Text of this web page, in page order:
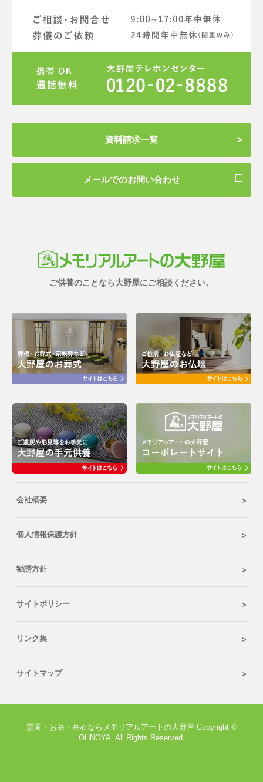
資料請求一覧
メールでのお問い合わせ
ご供養のことなら大野屋にご相談ください。
会社概要
個人情報保護方針
勧誘方針
サイトポリシー
リンク集
サイトマップ
霊園・お墓・墓石ならメモリアルアートの大野屋 Copyright ©
OHNOYA. All Rights Reserved.